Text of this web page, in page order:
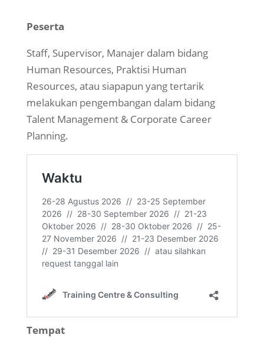
Peserta
Staff, Supervisor, Manajer dalam bidang
Human Resources, Praktisi Human
Resources, atau siapapun yang tertarik
melakukan pengembangan dalam bidang
Talent Management & Corporate Career
Planning.
Tempat